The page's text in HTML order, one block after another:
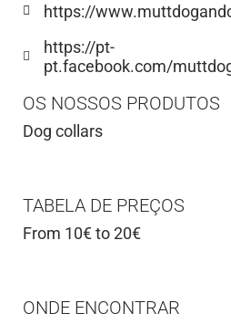
https://
https://pt-
pt.facebook.com/
OS NOSSOS PRODUTOS
Dog collars
TABELA DE PREÇOS
From 10€ to 20€
ONDE ENCONTRAR